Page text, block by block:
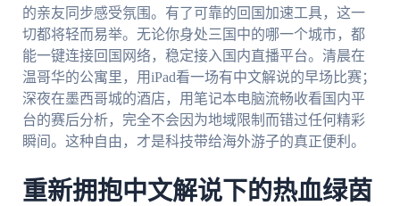
的亲友同步感受氛围。有了可靠的回国加速工具，这一
切都将轻而易举。无论你身处三国中的哪一个城市，都
能一键连接回国网络，稳定接入国内直播平台。清晨在
温哥华的公寓里，用iPad看一场有中文解说的早场比赛；
深夜在墨西哥城的酒店，用笔记本电脑流畅收看国内平
台的赛后分析，完全不会因为地域限制而错过任何精彩
瞬间。这种自由，才是科技带给海外游子的真正便利。
重新拥抱中文解说下的热血绿茵